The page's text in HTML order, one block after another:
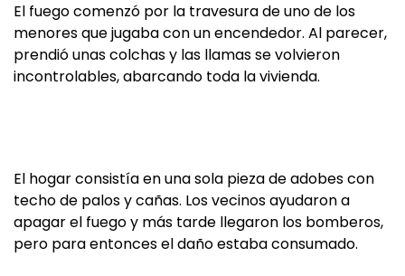
El fuego comenzó por la travesura de uno de los
menores que jugaba con un encendedor. Al parecer,
prendió unas colchas y las llamas se volvieron
incontrolables, abarcando toda la vivienda.
El hogar consistía en una sola pieza de adobes con
techo de palos y cañas. Los vecinos ayudaron a
apagar el fuego y más tarde llegaron los bomberos,
pero para entonces el daño estaba consumado.